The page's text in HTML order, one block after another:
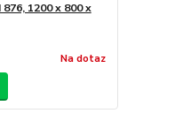
1200 x 800 x
Na dotaz